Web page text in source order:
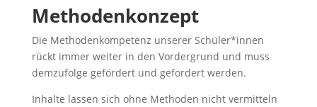
Methodenkonzept
Die Methodenkompetenz unserer Schüler*innen
rückt immer weiter in den Vordergrund und muss
demzufolge gefördert und gefordert werden.
Inhalte lassen sich ohne Methoden nicht vermitteln